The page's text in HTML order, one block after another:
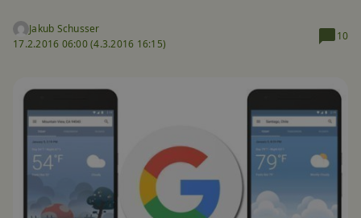
Jakub Schusser
17.2.2016 06:00 (4.3.2016 16:15)
10